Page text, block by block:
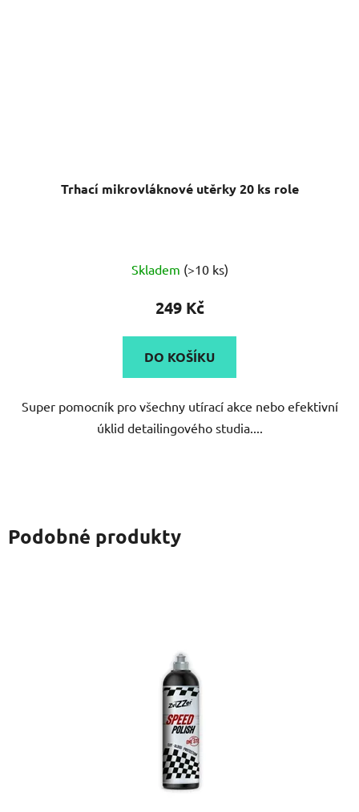
Trhací mikrovláknové utěrky 20 ks role
Skladem (>10 ks)
249 Kč
DO KOŠÍKU
Super pomocník pro všechny utírací akce nebo efektivní
úklid detailingového studia....
Podobné produkty